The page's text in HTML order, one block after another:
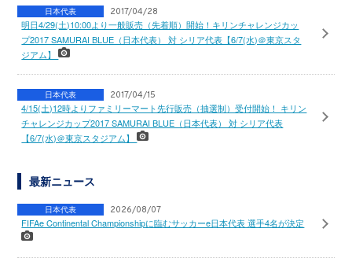
日本代表 2017/04/28
明日4/29(土)10:00より一般販売（先着順）開始！キリンチャレンジカッ
プ2017 SAMURAI BLUE（日本代表） 対 シリア代表【6/7(水)＠東京スタ
ジアム】
日本代表 2017/04/15
4/15(土)12時よりファミリーマート先行販売（抽選制）受付開始！ キリン
チャレンジカップ2017 SAMURAI BLUE（日本代表） 対 シリア代表
【6/7(水)＠東京スタジアム】
最新ニュース
日本代表 2026/08/07
FIFAe Continental Championshipに臨むサッカーe日本代表 選手4名が決定